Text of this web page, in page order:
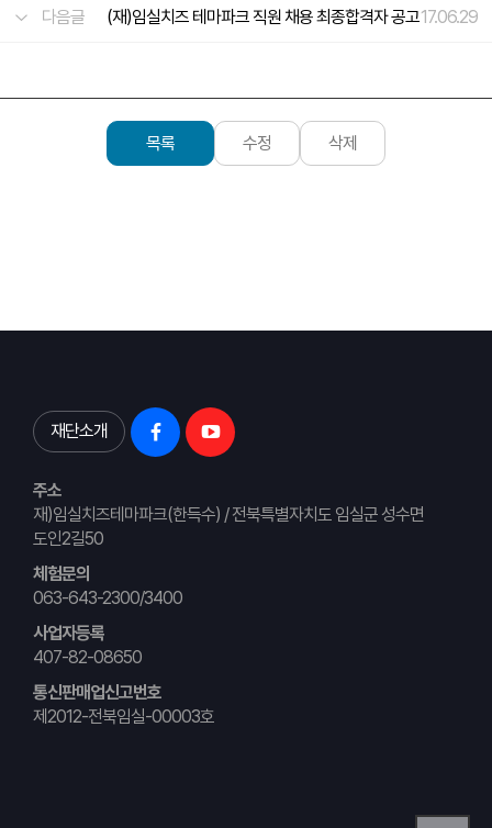
다음글 (재)임실치즈 테마파크 직원 채용 최종합격자 공고17.06.29
목록 수정 삭제
재단소개
주소
재)임실치즈테마파크(한득수) / 전북특별자치도 임실군 성수면
도인2길50
체험문의
063-643-2300/3400
사업자등록
407-82-08650
통신판매업신고번호
제2012-전북임실-00003호